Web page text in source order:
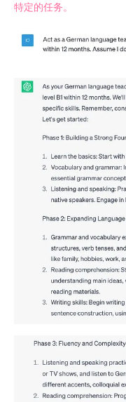
特定的任务。